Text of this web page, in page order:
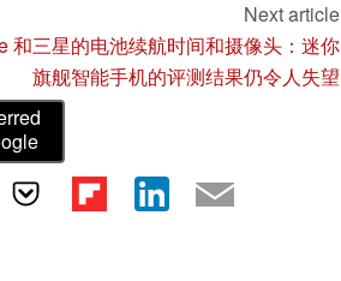
Next article
和三星的电池续航时间和摄像头：迷你
旗舰智能手机的评测结果仍令人失望